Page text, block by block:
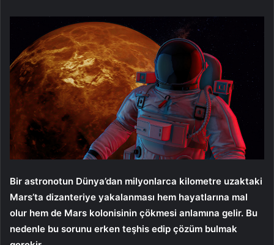
Bir astronotun Dünya’dan milyonlarca kilometre uzaktaki
Mars’ta dizanteriye yakalanması hem hayatlarına mal
olur hem de Mars kolonisinin çökmesi anlamına gelir. Bu
nedenle bu sorunu erken teşhis edip çözüm bulmak